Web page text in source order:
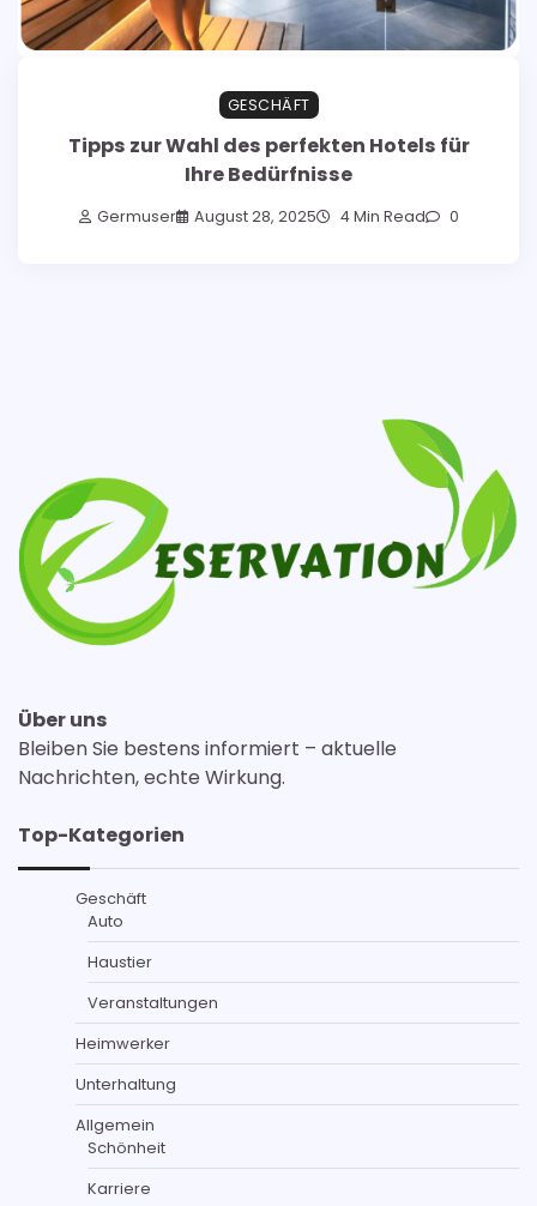
GESCHÄFT
Tipps zur Wahl des perfekten Hotels für
Ihre Bedürfnisse
Germuser August 28, 2025 4 Min Read 0
Über uns
Bleiben Sie bestens informiert – aktuelle
Nachrichten, echte Wirkung.
Top-Kategorien
Geschäft
Auto
Haustier
Veranstaltungen
Heimwerker
Unterhaltung
Allgemein
Schönheit
Karriere